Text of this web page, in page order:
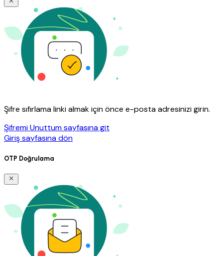
Şifre sıfırlama linki almak için önce e-posta adresinizi girin.
Şifremi Unuttum sayfasına git
Giriş sayfasına dön
OTP Doğrulama